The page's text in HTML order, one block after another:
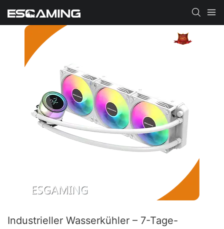
Industrieller Wasserkühler – 7-Tage-